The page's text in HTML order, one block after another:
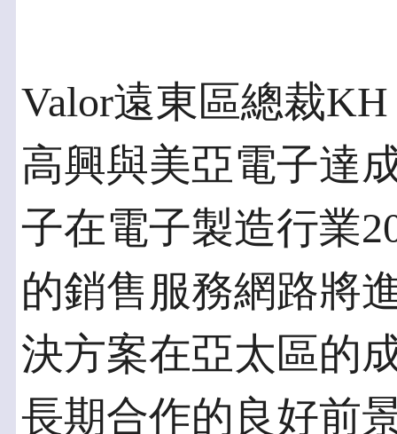
Valor遠東區總裁
高興與美亞電子達
子在電子製造行業
的銷售服務網路將
決方案在亞太區的
長期合作的良好前